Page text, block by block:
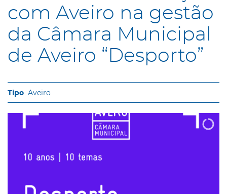
com Aveiro na gestão
da Câmara Municipal
de Aveiro “Desporto”
Aveiro